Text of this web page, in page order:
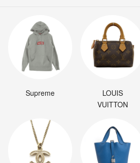
Supreme
LOUIS
VUITTON